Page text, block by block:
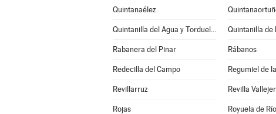
Quintanaélez
Quintanilla del Agua y Tordueles Quintanilla de
Rabanera del Pinar Rábanos
Redecilla del Campo Regumiel de
Revillarruz Revilla
Rojas Royuela de